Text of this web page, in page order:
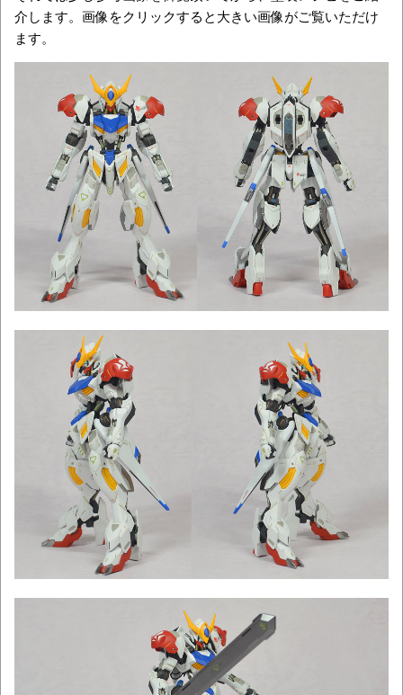
介します。画像をクリックすると大きい画像がご覧いただけ
ます。